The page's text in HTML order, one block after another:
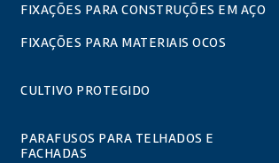
FIXAÇÕES PARA CONSTRUÇÕES EM AÇO
FIXAÇÕES PARA MATERIAIS OCOS
CULTIVO PROTEGIDO
PARAFUSOS PARA TELHADOS E
FACHADAS